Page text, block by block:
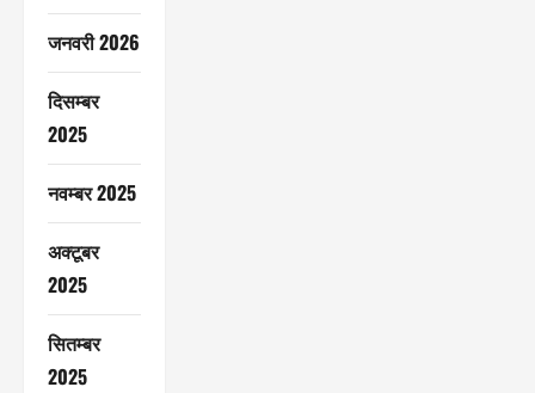
जनवरी 2026
दिसम्बर
2025
नवम्बर 2025
अक्टूबर
2025
सितम्बर
2025